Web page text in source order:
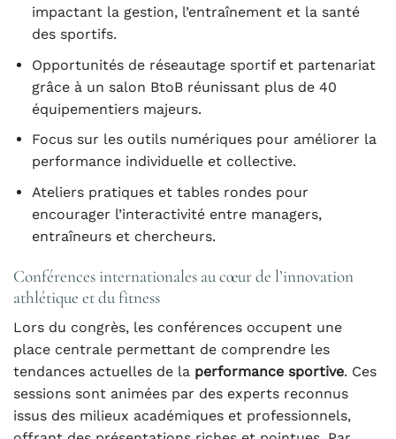
impactant la gestion, l’entraînement et la santé
des sportifs.
Opportunités de réseautage sportif et partenariat
grâce à un salon BtoB réunissant plus de 40
équipementiers majeurs.
Focus sur les outils numériques pour améliorer la
performance individuelle et collective.
Ateliers pratiques et tables rondes pour
encourager l’interactivité entre managers,
entraîneurs et chercheurs.
Conférences internationales au cœur de l’innovation
athlétique et du fitness
Lors du congrès, les conférences occupent une
place centrale permettant de comprendre les
tendances actuelles de la performance sportive. Ces
sessions sont animées par des experts reconnus
issus des milieux académiques et professionnels,